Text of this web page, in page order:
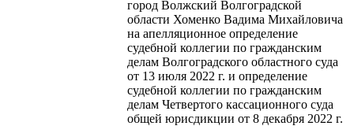
город Волжский Волгоградской
области Хоменко Вадима Михайловича
на апелляционное определение
судебной коллегии по гражданским
делам Волгоградского областного суда
от 13 июля 2022 г. и определение
судебной коллегии по гражданским
делам Четвертого кассационного суда
общей юрисдикции от 8 декабря 2022 г.